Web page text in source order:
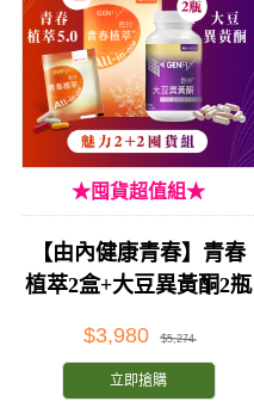
★囤貨超值組★
【由內健康青春】青春
植萃2盒+大豆異黃酮2瓶
$3,980 $5,274
立即搶購